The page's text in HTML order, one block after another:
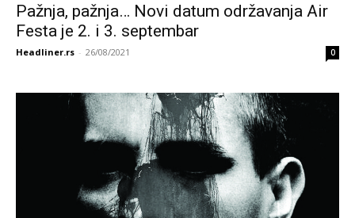
Pažnja, pažnja… Novi datum održavanja Air
Festa je 2. i 3. septembar
Headliner.rs - 26/08/2021 0